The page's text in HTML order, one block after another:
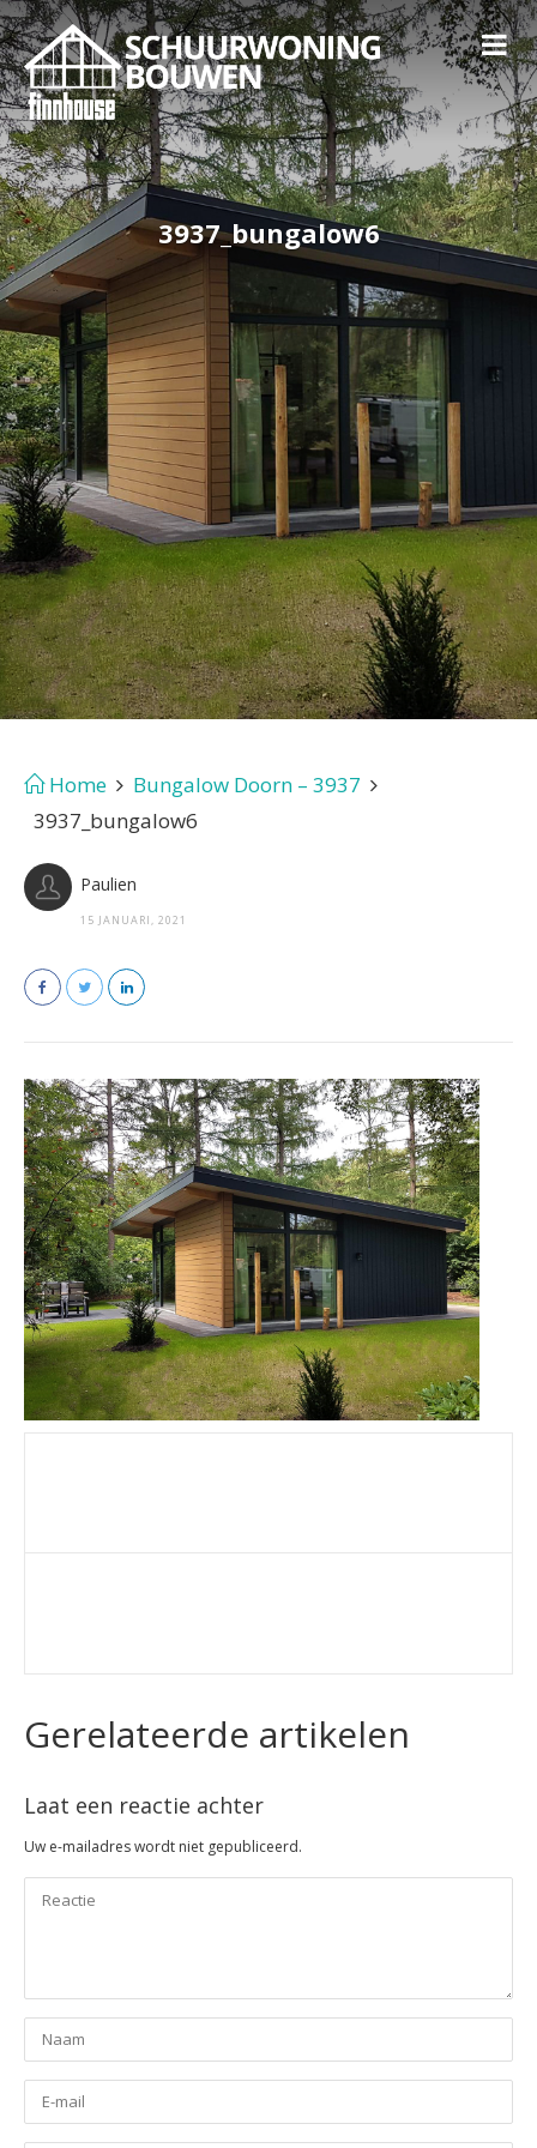
3937_bungalow6
Home
Bungalow Doorn – 3937
3937_bungalow6
Paulien
15 JANUARI, 2021
Gerelateerde artikelen
Laat een reactie achter
Uw e-mailadres wordt niet gepubliceerd.